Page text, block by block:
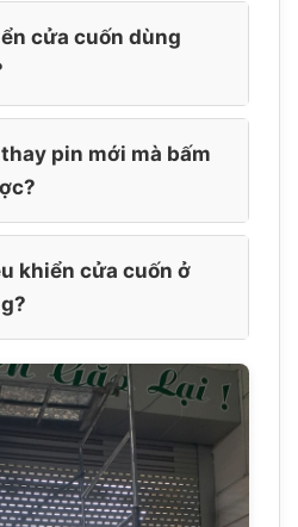
cửa cuốn dùng
pin mới mà bấm
khiển cửa cuốn ở